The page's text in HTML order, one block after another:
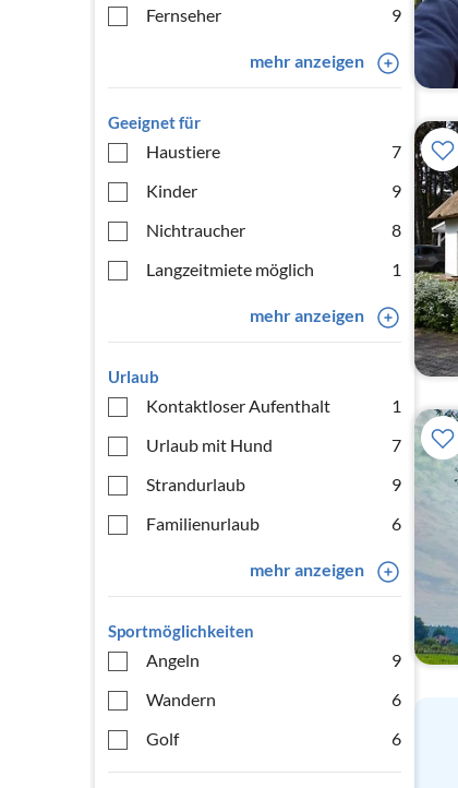
Fernseher
9
mehr anzeigen
Geeignet für
Haustiere
7
Kinder
9
Nichtraucher
8
Langzeitmiete möglich
1
mehr anzeigen
Urlaub
Kontaktloser Aufenthalt
1
Urlaub mit Hund
7
Strandurlaub
9
Familienurlaub
6
mehr anzeigen
Sportmöglichkeiten
Angeln
9
Wandern
6
Golf
6